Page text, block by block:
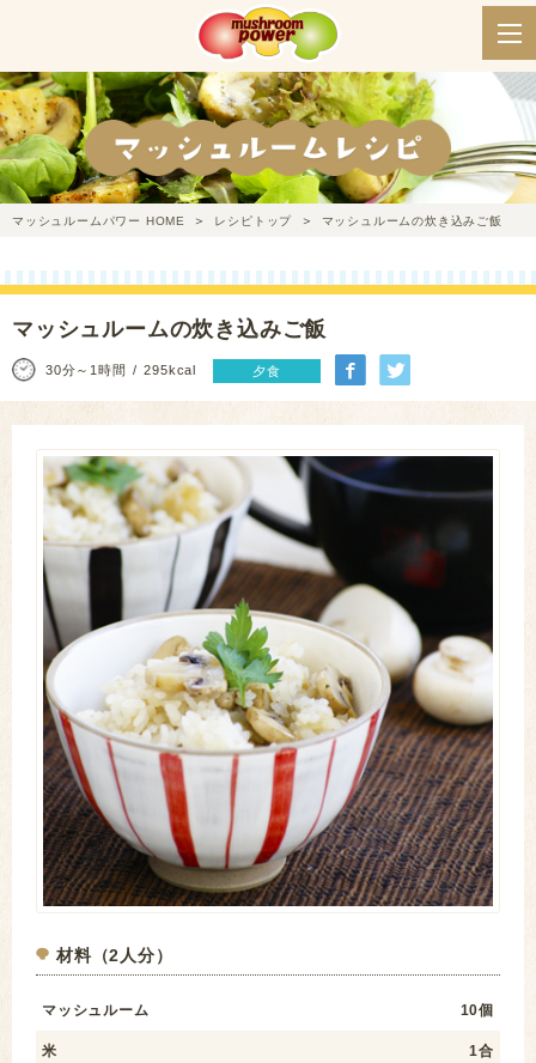
マッシュルームパワー HOME レシピトップ マッシュルームの炊き込みご飯
マッシュルームの炊き込みご飯
30分～1時間 295kcal 夕食
材料（2人分）
マッシュルーム 10個
米 1合